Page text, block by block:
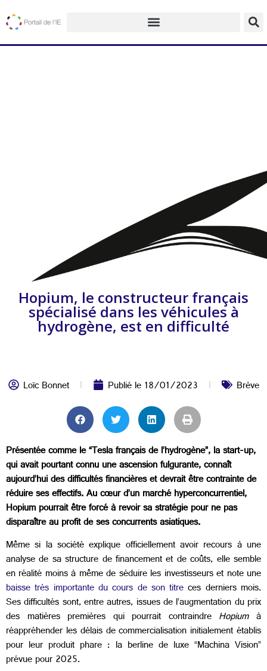
Hopium, le constructeur français
spécialisé dans les véhicules à
hydrogène, est en difficulté
Loïc Bonnet Publié le18/01/2023 Brève
Présentée comme le “Tesla français de l’hydrogène”, la start-up,
qui avait pourtant connu une ascension fulgurante, connaît
aujourd’hui des difficultés financières et devrait être contrainte de
réduire ses effectifs. Au cœur d’un marché hyperconcurrentiel,
Hopium pourrait être forcé à revoir sa stratégie pour ne pas
disparaître au profit de ses concurrents asiatiques.
Même si la société explique officiellement avoir recours à une
analyse de sa structure de financement et de coûts, elle semble
en réalité moins à même de séduire les investisseurs et note une
baisse très importante du cours de son titre ces derniers mois.
Ses difficultés sont, entre autres, issues de l’augmentation du prix
des matières premières qui pourrait contraindre Hopiumà
réappréhender les délais de commercialisation initialement établis
pour leur produit phare : la berline de luxe “Machina Vision”
prévue pour 2025.